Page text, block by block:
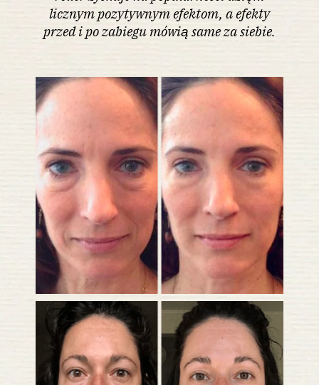
licznym pozytywnym efektom, a efekty
przed i po zabiegu mówią same za siebie.